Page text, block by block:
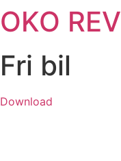
Videre
til
OKO REV
Fri bil
Download